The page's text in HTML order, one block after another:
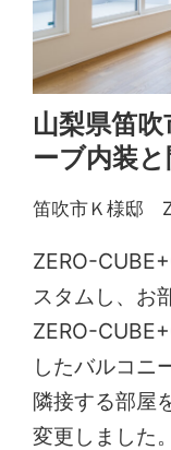
山梨県笛
ーブ内装
笛吹市Ｋ様邸
ZERO-
スタムし、お
ZERO-
したバルコニ
隣接する部屋
変更しました。